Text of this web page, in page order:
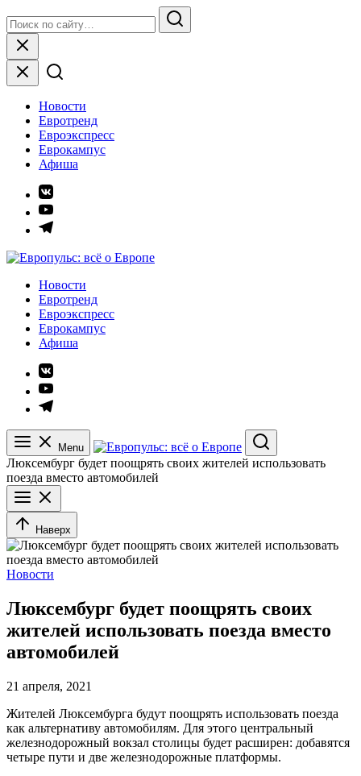
to
content
for:
Search
Close
Новости
Евротренд
Евроэкспресс
Еврокампус
Афиша
Элемент
меню
Элемент
меню
Элемент
Европульс: всё о Европе
Новости
Евротренд
Евроэкспресс
Еврокампус
Афиша
Элемент
меню
Элемент
меню
Элемент
Menu
Search
Люксембург будет поощрять своих жителей использовать
поезда вместо автомобилей
Наверх
Новости
Люксембург будет поощрять своих
жителей использовать поезда вместо
автомобилей
21 апреля, 2021
Жителей Люксембурга будут поощрять использовать поезда
как альтернативу автомобилям. Для этого центральный
железнодорожный вокзал столицы будет расширен: добавятся
четыре пути и две железнодорожные платформы.